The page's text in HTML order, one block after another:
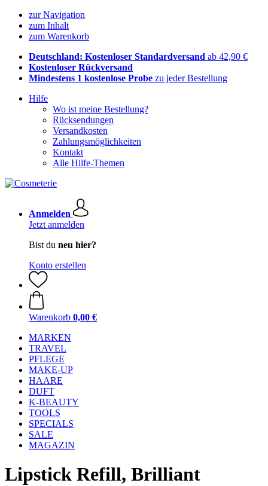
zur Navigation
zum Inhalt
zum Warenkorb
Deutschland: Kostenloser Standardversand ab 42,90 €
Kostenloser Rückversand
Mindestens 1 kostenlose Probe zu jeder Bestellung
Hilfe
Wo ist meine Bestellung?
Rücksendungen
Versandkosten
Zahlungsmöglichkeiten
Kontakt
Alle Hilfe-Themen
Anmelden
Jetzt anmelden
Bist du neu hier?
Konto erstellen
Warenkorb 0,00 €
MARKEN
TRAVEL
PFLEGE
MAKE-UP
HAARE
DUFT
K-BEAUTY
TOOLS
SPECIALS
SALE
MAGAZIN
Lipstick Refill, Brilliant